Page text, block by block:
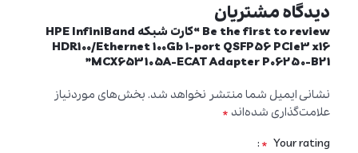
دیدگاه مشتریان
Be the first to review “کارت شبکه HPE InfiniBand
HDR100/Ethernet 100Gb 1-port QSFP56 PCIe3 x16
MCX653105A-ECAT Adapter P06250-B21”
نشانی ایمیل شما منتشر نخواهد شد. بخش‌های موردنیاز
علامت‌گذاری شده‌اند *
Your rating
*